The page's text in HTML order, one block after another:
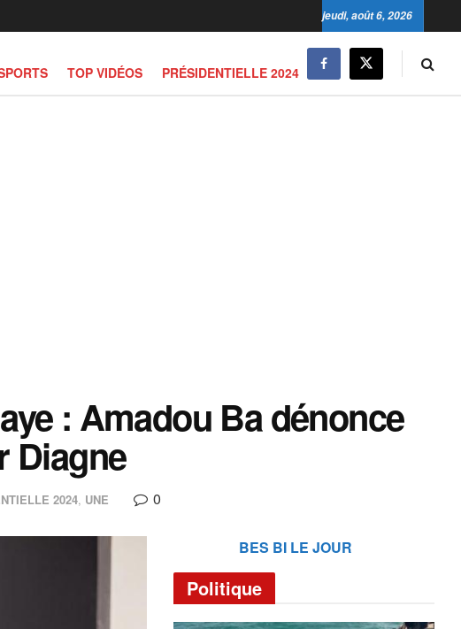
jeudi, août 6, 2026
TOP VIDÉOS PRÉSIDENTIELLE 2024
: Amadou Ba dénonce
Diagne
2024, UNE 0
BES BI LE JOUR
Politique